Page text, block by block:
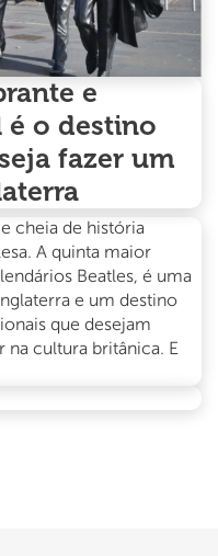
e
o destino
fazer um
cheia de história
A quinta maior
Beatles, é uma
e um destino
que desejam
na cultura britânica. E